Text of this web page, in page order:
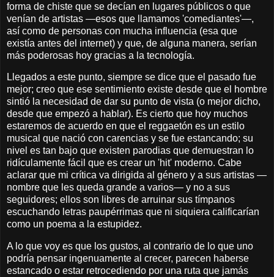
forma de chiste que se decían en lugares públicos o que
venían de artistas —esos que llamamos 'comediantes'—,
así como de personas con mucha influencia (esa que
existía antes del internet) y que, de alguna manera, serían
más poderosas hoy gracias a la tecnología.
Llegados a este punto, siempre se dice que el pasado fue
mejor; creo que ese sentimiento existe desde que el hombre
sintió la necesidad de dar su punto de vista (o mejor dicho,
desde que empezó a hablar). Es cierto que hoy muchos
estaremos de acuerdo en que el reggaetón es un estilo
musical que nació con carencias y se fue estancando; su
nivel es tan bajo que existen parodias que demuestran lo
ridículamente fácil que es crear un 'hit' moderno. Cabe
aclarar que mi crítica va dirigida al género y a sus artistas —
nombre que les queda grande a varios— y no a sus
seguidores; ellos son libres de arruinar sus tímpanos
escuchando letras paupérrimas que ni siquiera calificarían
como un poema a la estupidez.
A lo que voy es que los gustos, al contrario de lo que uno
podría pensar ingenuamente al crecer, parecen haberse
estancado o estar retrocediendo por una ruta que jamás